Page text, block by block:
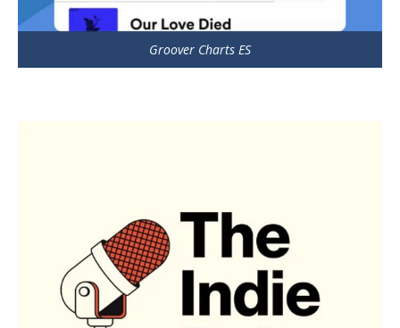
Groover Charts ES